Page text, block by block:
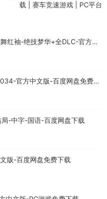
载 | 赛车竞速游戏 | PC平台
红袖-绝技梦华+全DLC-官方中
官方中文版-百度网盘免费下
-中字-国语-百度网盘下载
版-百度网盘免费下载